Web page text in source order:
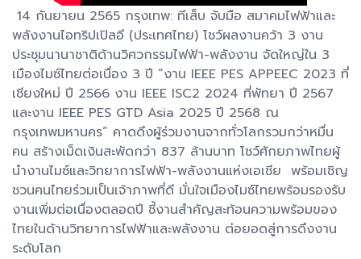
14 กันยายน 2565 กรุงเทพ: ทีเส็บ จับมือ สมาคมไฟฟ้าและ
พลังงานไอทริปเปิลอี (ประเทศไทย) โชว์ผลงานคว้า 3 งาน
ประชุมนานาชาติด้านวิศวกรรมไฟฟ้า-พลังงาน จัดใหญ่ใน 3
เมืองไมซ์ไทยต่อเนื่อง 3 ปี “งาน IEEE PES APPEEC 2023 ที่
เชียงใหม่ ปี 2566 งาน IEEE ISC2 2024 ที่พัทยา ปี 2567
และงาน IEEE PES GTD Asia 2025 ปี 2568 ณ
กรุงเทพมหานคร” คาดดึงผู้ร่วมงานจากทั่วโลกรวมกว่าหมื่น
คน สร้างเม็ดเงินสะพัดกว่า 837 ล้านบาท โชว์ศักยภาพไทยผู้
นำงานไมซ์และวิทยาการไฟฟ้า-พลังงานแห่งเอเชีย พร้อมเชิญ
ชวนคนไทยร่วมเป็นเจ้าภาพที่ดี มั่นใจเมืองไมซ์ไทยพร้อมรองรับ
งานเพิ่มต่อเนื่องตลอดปี ชี้งานสำคัญสะท้อนความพร้อมของ
ไทยในด้านวิทยาการไฟฟ้าและพลังงาน ต่อยอดสู่การดึงงาน
ระดับโลก